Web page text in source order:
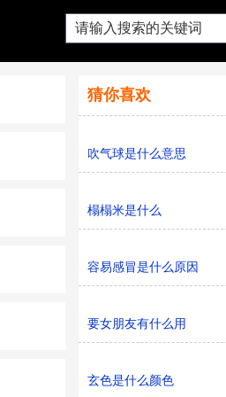
猜你喜欢
吹气球是什么意思
榻榻米是什么
容易感冒是什么原因
要女朋友有什么用
玄色是什么颜色